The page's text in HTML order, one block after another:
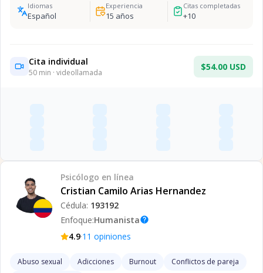
Idiomas
Español
Experiencia
15 años
Citas completadas
+10
Cita individual
50 min · videollamada
$54.00 USD
Psicólogo en línea
Cristian Camilo Arias Hernandez
Cédula: 193192
Enfoque:Humanistahelp
4.9·11 opiniones
Abuso sexual Adicciones Burnout
Conflictos de pareja